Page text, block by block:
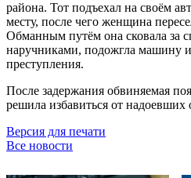
района. Тот подъехал на своём
месту, после чего женщина
Обманным путём она сковала за
наручниками, подожгла машину и
преступления.
После задержания обвиняемая
решила избавиться от
Версия для печати
Все новости